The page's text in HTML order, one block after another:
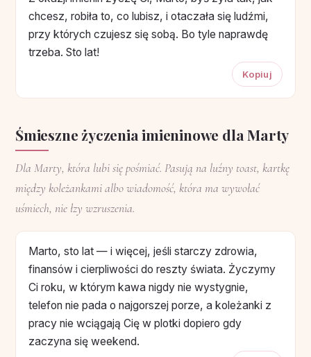
chcesz, robiła to, co lubisz, i otaczała się ludźmi,
przy których czujesz się sobą. Bo tyle naprawdę
trzeba. Sto lat!
Kopiuj
Śmieszne życzenia imieninowe dla Marty
Dla Marty, która lubi się pośmiać. Pasują na luźny toast, kartkę
między koleżankami albo wiadomość, która ma wywołać
uśmiech, nie łzy wzruszenia.
Marto, sto lat — i więcej, jeśli starczy zdrowia,
finansów i cierpliwości do reszty świata. Życzymy
Ci roku, w którym kawa nigdy nie wystygnie,
telefon nie pada o najgorszej porze, a koleżanki z
pracy nie wciągają Cię w plotki dopiero gdy
zaczyna się weekend.